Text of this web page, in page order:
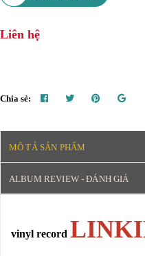
Liên hệ
Chia sẻ:
MÔ TẢ SẢN PHẨM
ALBUM REVIEW - ĐÁNH GIÁ
vinyl record